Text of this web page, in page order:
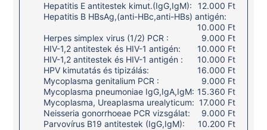
Hepatitis E antitestek kimut.(IgG,IgM):
12.000 Ft
Hepatitis B HBsAg,(anti-HBc,anti-HBs) antigén:
10.000 Ft
Herpes simplex virus (1/2) PCR :
9.000 Ft
HIV-1,2 antitestek és HIV-1 antigén:
10.000 Ft
HIV-1,2 antitestek és HIV-1 antigén :
10.000 Ft
HPV kimutatás és tipizálás:
16.000 Ft
Mycoplasma genitalium PCR :
9.000 Ft
Mycoplasma pneumoniae IgG,IgA,IgM: 15.360 Ft
Mycoplasma, Ureaplasma urealyticum: 17.000 Ft
Neisseria gonorrhoeae PCR vizsgálat:
9.000 Ft
Parvovírus B19 antitestek (IgG,IgM):
10.200 Ft